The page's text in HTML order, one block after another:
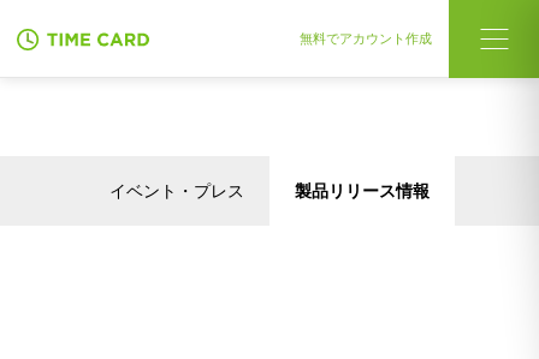
無料でアカウント作成
イベント・プレス 製品リリース情報